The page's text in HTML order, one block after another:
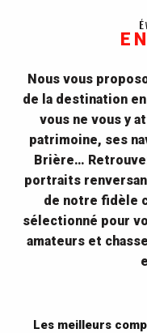
Nous vous
de la destination
vous ne vous y
patrimoine, ses
Brière…
portraits
de notre fidèle
sélectionné pour
amateurs et
Les meilleurs